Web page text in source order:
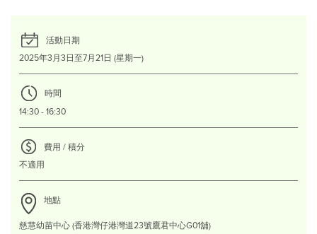
活動日期
2025年3月3日至7月21日 (星期一)
時間
14:30 - 16:30
費用 / 積分
不適用
地點
慈慧幼苗中心 (香港灣仔港灣道23號鷹君中心G01舖)